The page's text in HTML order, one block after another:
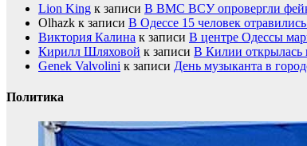
Lion King к записи В ВМС ВСУ опровергли
Olhazk к записи В Одессе 15 человек
Виктория Калина к записи В центре Одессы
Кирилл Шляховой к записи В Килии открылась
Genek Valvolini к записи День музыканта в
Политика